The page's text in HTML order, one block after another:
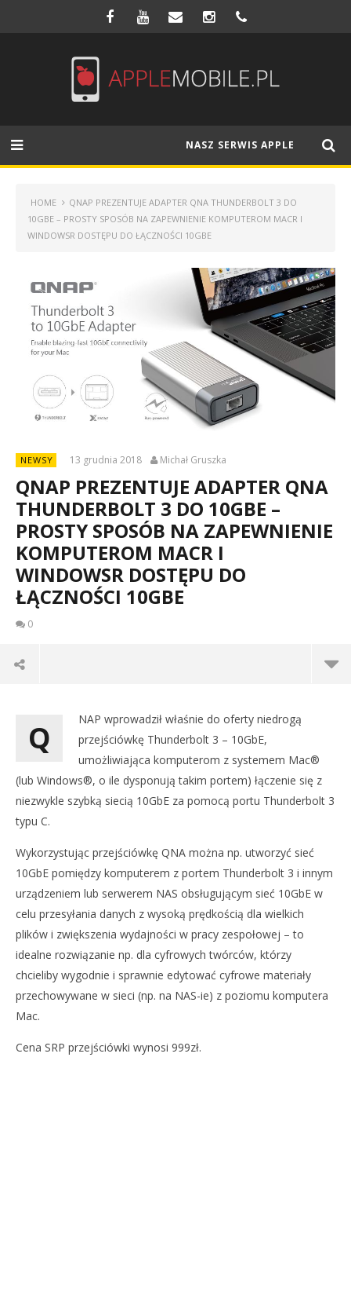
NASZ SERWIS APPLE
HOME
QNAP PREZENTUJE ADAPTER QNA THUNDERBOLT 3 DO
10GBE – PROSTY SPOSÓB NA ZAPEWNIENIE KOMPUTEROM MACR I
WINDOWSR DOSTĘPU DO ŁĄCZNOŚCI 10GBE
NEWSY 13 grudnia 2018 Michał Gruszka
QNAP PREZENTUJE ADAPTER QNA
THUNDERBOLT 3 DO 10GBE –
PROSTY SPOSÓB NA ZAPEWNIENIE
KOMPUTEROM MACR I
WINDOWSR DOSTĘPU DO
ŁĄCZNOŚCI 10GBE
0
QNAP PREZENTUJE ADAPTER QNA THUNDERBOLT 3 DO
10GBE – PROSTY SPOSÓB NA ZAPEWNIENIE
KOMPUTEROM MACR I WINDOWSR DOSTĘPU DO
ŁĄCZNOŚCI 10GBE
13
2018
Michał
Gruszka
Q
NAP wprowadził właśnie do oferty niedrogą
przejściówkę Thunderbolt 3 – 10GbE,
umożliwiająca komputerom z systemem Mac®
(lub Windows®, o ile dysponują takim portem) łączenie się z
niezwykle szybką siecią 10GbE za pomocą portu Thunderbolt 3
typu C.
Wykorzystując przejściówkę QNA można np. utworzyć sieć
10GbE pomiędzy komputerem z portem Thunderbolt 3 i innym
urządzeniem lub serwerem NAS obsługującym sieć 10GbE w
celu przesyłania danych z wysoką prędkością dla wielkich
plików i zwiększenia wydajności w pracy zespołowej – to
idealne rozwiązanie np. dla cyfrowych twórców, którzy
chcieliby wygodnie i sprawnie edytować cyfrowe materiały
przechowywane w sieci (np. na NAS-ie) z poziomu komputera
Mac.
Cena SRP przejściówki wynosi 999zł.